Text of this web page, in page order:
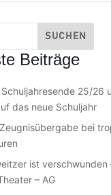
Beiträge
25/26
das neue Schuljahr
bei
ist verschwunden
– AG